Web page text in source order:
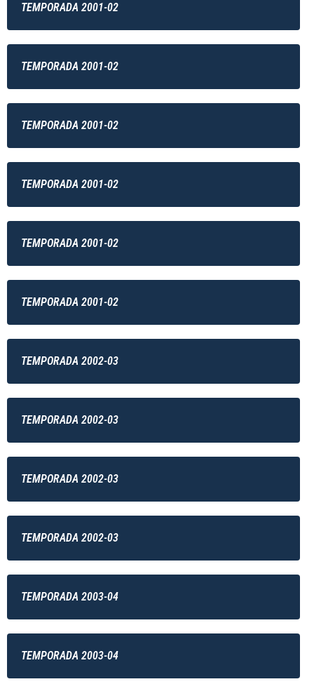
TEMPORADA 2001-02
TEMPORADA 2001-02
TEMPORADA 2001-02
TEMPORADA 2001-02
TEMPORADA 2001-02
TEMPORADA 2001-02
TEMPORADA 2002-03
TEMPORADA 2002-03
TEMPORADA 2002-03
TEMPORADA 2002-03
TEMPORADA 2003-04
TEMPORADA 2003-04